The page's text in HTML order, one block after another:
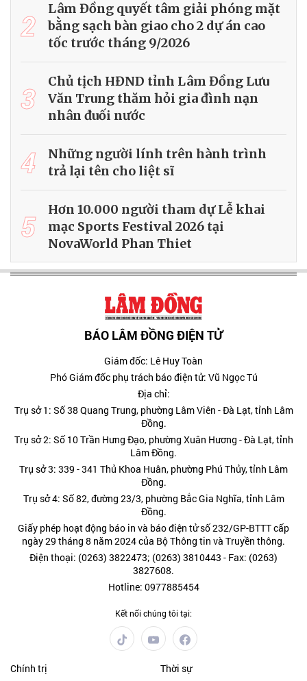
2
Lâm Đồng quyết tâm giải phóng mặt
bằng sạch bàn giao cho 2 dự án cao
tốc trước tháng 9/2026
3
Chủ tịch HĐND tỉnh Lâm Đồng Lưu
Văn Trung thăm hỏi gia đình nạn
nhân đuối nước
4
Những người lính trên hành trình
trả lại tên cho liệt sĩ
5
Hơn 10.000 người tham dự Lễ khai
mạc Sports Festival 2026 tại
NovaWorld Phan Thiet
BÁO LÂM ĐỒNG ĐIỆN TỬ
Giám đốc: Lê Huy Toàn
Phó Giám đốc phụ trách báo điện tử: Vũ Ngọc Tú
Địa chỉ:
Trụ sở 1: Số 38 Quang Trung, phường Lâm Viên - Đà Lạt, tỉnh Lâm
Đồng.
Trụ sở 2: Số 10 Trần Hưng Đạo, phường Xuân Hương - Đà Lạt, tỉnh
Lâm Đồng.
Trụ sở 3: 339 - 341 Thủ Khoa Huân, phường Phú Thủy, tỉnh Lâm
Đồng.
Trụ sở 4: Số 82, đường 23/3, phường Bắc Gia Nghĩa, tỉnh Lâm
Đồng.
Giấy phép hoạt động báo in và báo điện tử số 232/GP-BTTT cấp
ngày 29 tháng 8 năm 2024 của Bộ Thông tin và Truyền thông.
Điện thoại: (0263) 3822473; (0263) 3810443 - Fax: (0263)
3827608.
Hotline: 0977885454
Kết nối chúng tôi tại:
Chính trị Thời sự